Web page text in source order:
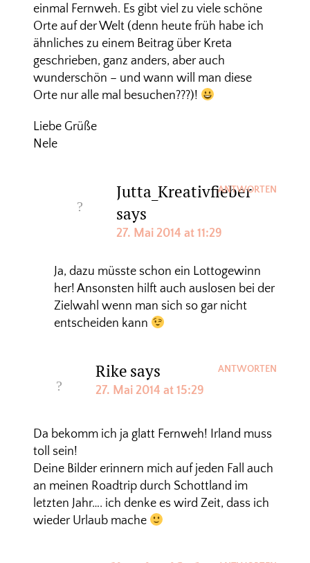
einmal Fernweh. Es gibt viel zu viele schöne
Orte auf der Welt (denn heute früh habe ich
ähnliches zu einem Beitrag über Kreta
geschrieben, ganz anders, aber auch
wunderschön – und wann will man diese
Orte nur alle mal besuchen???)!
Liebe Grüße
Nele
Jutta_Kreativfieber
says
27. Mai 2014 at 11:29
Ja, dazu müsste schon ein Lottogewinn
her! Ansonsten hilft auch auslosen bei der
Zielwahl wenn man sich so gar nicht
entscheiden kann
ANTWORTEN
Rikesays
27. Mai 2014 at 15:29
Da bekomm ich ja glatt Fernweh! Irland muss
toll sein!
Deine Bilder erinnern mich auf jeden Fall auch
an meinen Roadtrip durch Schottland im
letzten Jahr…. ich denke es wird Zeit, dass ich
wieder Urlaub mache
ANTWORTEN